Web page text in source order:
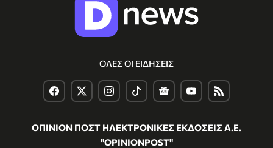
ΟΛΕΣ ΟΙ ΕΙΔΗΣΕΙΣ
ΟΠΙΝΙΟΝ ΠΟΣΤ ΗΛΕΚΤΡΟΝΙΚΕΣ ΕΚΔΟΣΕΙΣ Α.Ε.
"OPINIONPOST"